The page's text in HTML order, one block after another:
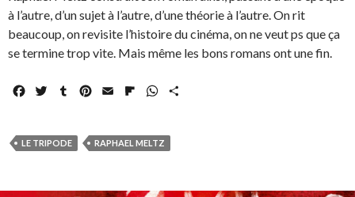
à l’autre, d’un sujet à l’autre, d’une théorie à l’autre. On rit
beaucoup, on revisite l’histoire du cinéma, on ne veut ps que ça
se termine trop vite. Mais même les bons romans ont une fin.
e
b
t
t
T
b
l
t
e
i
l
p
b
W
t
s
LE TRIPODE RAPHAEL MELTZ